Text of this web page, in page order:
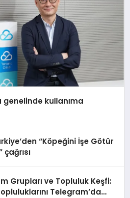
kullanıma
“Köpeğini İşe Götür
çağrısı
Grupları ve Topluluk Keşfi:
Telegram’da